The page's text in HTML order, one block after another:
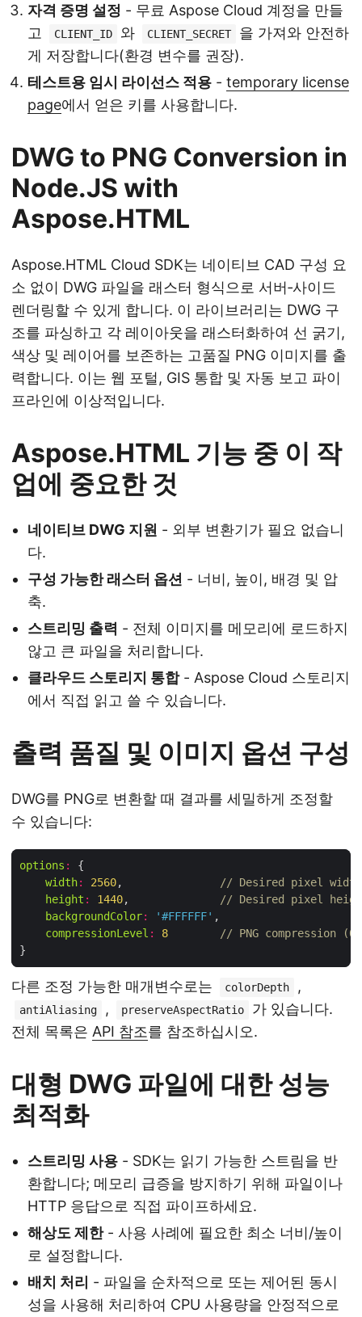
자격 증명 설정 - 무료 Aspose Cloud 계정을 만들
고
CLIENT_ID 와 CLIENT_SECRET
을 가져와 안전하
게 저장합니다(환경 변수를 권장).
테스트용 임시 라이선스 적용 - temporary license
page에서 얻은 키를 사용합니다.
DWG to PNG Conversion in
Node.JS with
Aspose.HTML
Aspose.HTML Cloud SDK는 네이티브 CAD 구성 요
소 없이 DWG 파일을 래스터 형식으로 서버‑사이드
렌더링할 수 있게 합니다. 이 라이브러리는 DWG 구
조를 파싱하고 각 레이아웃을 래스터화하여 선 굵기,
색상 및 레이어를 보존하는 고품질 PNG 이미지를 출
력합니다. 이는 웹 포털, GIS 통합 및 자동 보고 파이
프라인에 이상적입니다.
Aspose.HTML 기능 중 이 작
업에 중요한 것
네이티브 DWG 지원 - 외부 변환기가 필요 없습니
다.
구성 가능한 래스터 옵션 - 너비, 높이, 배경 및 압
축.
스트리밍 출력 - 전체 이미지를 메모리에 로드하지
않고 큰 파일을 처리합니다.
클라우드 스토리지 통합- Aspose Cloud 스토리지
에서 직접 읽고 쓸 수 있습니다.
출력 품질 및 이미지 옵션 구성
DWG를 PNG로 변환할 때 결과를 세밀하게 조정할
수 있습니다:
options :
width: 2560,
// Desired pixel width
height : 1440,
// Desired pixel
backgroundColor: '#FFFFFF'
compressionLevel : 8
// PNG compression
다른 조정 가능한 매개변수로는 colorDepth ,
antiAliasing , preserveAspectRatio
가 있습니다.
전체 목록은 API 참조를 참조하십시오.
대형 DWG 파일에 대한 성능
최적화
스트리밍 사용 - SDK는 읽기 가능한 스트림을 반
환합니다; 메모리 급증을 방지하기 위해 파일이나
HTTP 응답으로 직접 파이프하세요.
해상도 제한- 사용 사례에 필요한 최소 너비/높이
로 설정합니다.
배치 처리 - 파일을 순차적으로 또는 제어된 동시
성을 사용해 처리하여 CPU 사용량을 안정적으로